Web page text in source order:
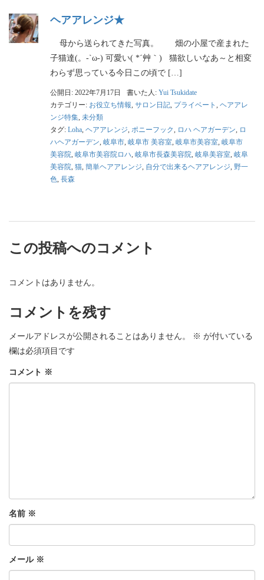
ヘアアレンジ★
母から送られてきた写真。 畑の小屋で産まれた
子猫達(。-`ω-) 可愛い( *´艸｀) 猫欲しいなあ～と相変
わらず思っている今日この頃で […]
公開日: 2022年7月17日 書いた人: Yui Tsukidate
カテゴリー: お役立ち情報, サロン日記, プライベート , ヘアアレ
ンジ特集, 未分類
タグ: Loha, ヘアアレンジ, ポニーフック, ロハ ヘアガーデン, ロ
ハヘアガーデン, 岐阜市, 岐阜市 美容室, 岐阜市美容室, 岐阜市
美容院, 岐阜市美容院ロハ, 岐阜市長森美容院, 岐阜美容室, 岐阜
美容院, 猫, 簡単ヘアアレンジ, 自分で出来るヘアアレンジ, 野一
色, 長森
この投稿へのコメント
コメントはありません。
コメントを残す
メールアドレスが公開されることはありません。 ※ が付いている
欄は必須項目です
コメント ※
名前 ※
メール ※